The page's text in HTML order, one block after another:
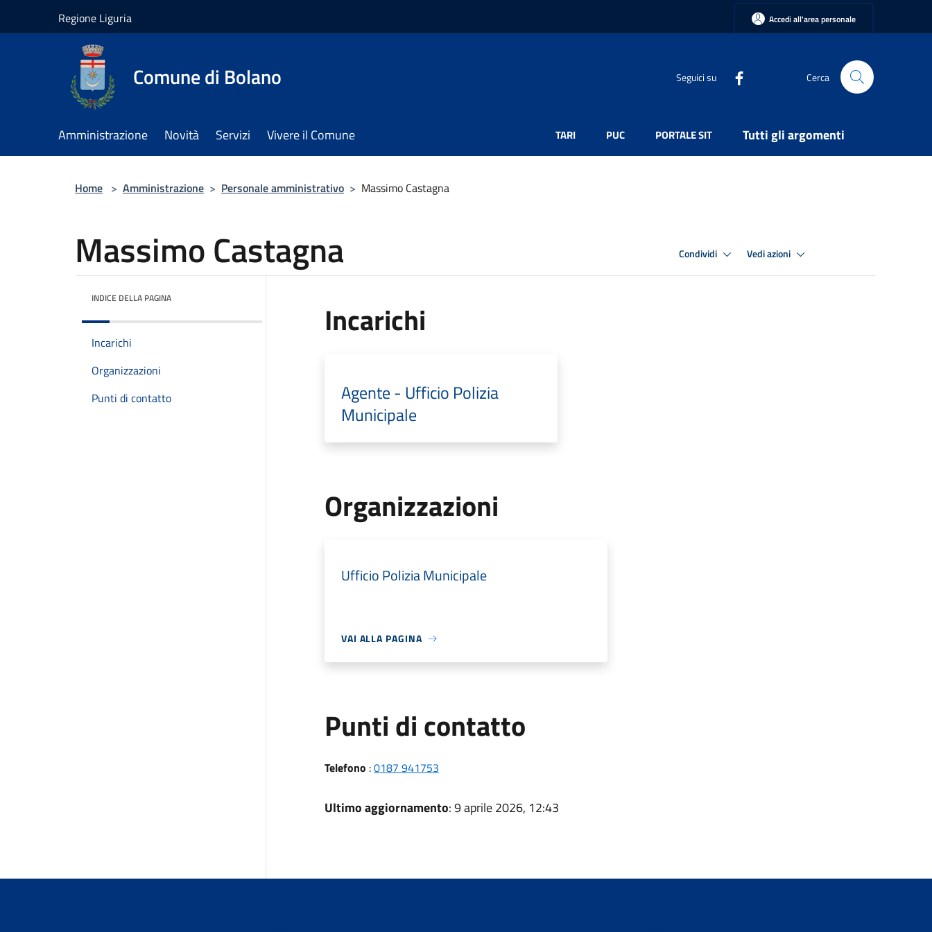
Regione Liguria Accedi all'area personale
Comune di Bolano Seguici su Cerca
Amministrazione Novità Servizi Vivere il Comune TARI PUC PORTALE SIT Tutti gli argomenti
Home > Amministrazione > Personale amministrativo > Massimo Castagna
Massimo Castagna Condividi Vedi azioni
INDICE DELLA PAGINA
Incarichi
Organizzazioni
Punti di contatto
Incarichi
Agente - Ufficio Polizia
Municipale
Organizzazioni
Ufficio Polizia Municipale
VAI ALLA PAGINA
Punti di contatto
Telefono :0187 941753
Ultimo aggiornamento: 9 aprile 2026, 12:43